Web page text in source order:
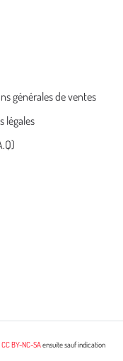
générales de ventes
légales
CC BY-NC-SAensuite sauf indication